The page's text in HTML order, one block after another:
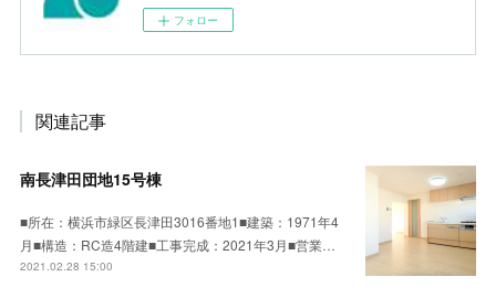
フォロー
関連記事
南長津田団地15号棟
■所在：横浜市緑区長津田3016番地1■建築：1971年4
月■構造：RC造4階建■工事完成：2021年3月■営業…
2021.02.28 15:00